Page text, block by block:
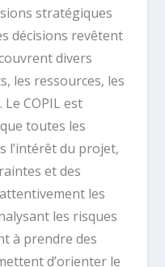
stratégiques
décisions revêtent
divers
les ressources, les
COPIL est
toutes les
l’intérêt du projet,
et des
les
les risques
à prendre des
d’orienter le